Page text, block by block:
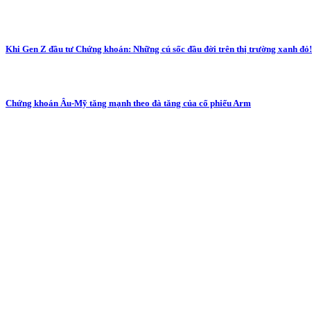
Khi Gen Z đầu tư Chứng khoán: Những cú sốc đầu đời trên thị trường xanh đỏ!
Chứng khoán Âu-Mỹ tăng mạnh theo đà tăng của cổ phiếu Arm